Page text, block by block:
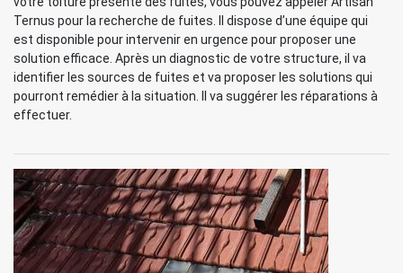
Ternus pour la recherche de fuites. Il dispose d’une équipe qui
est disponible pour intervenir en urgence pour proposer une
solution efficace. Après un diagnostic de votre structure, il va
identifier les sources de fuites et va proposer les solutions qui
pourront remédier à la situation. Il va suggérer les réparations à
effectuer.